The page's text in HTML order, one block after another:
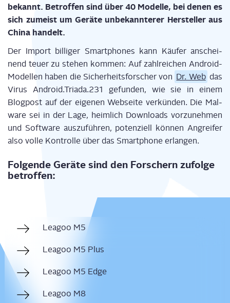
bekannt. Betrof­fen sind über 40 Model­le, bei denen es
sich zumeist um Gerä­te unbe­kann­te­rer Her­stel­ler aus
Chi­na handelt.
Der Import bil­li­ger Smart­phones kann Käu­fer anschei­
nend teu­er zu ste­hen kom­men: Auf zahl­rei­chen Android-
Model­len haben die Sicher­heits­for­scher von Dr. Web das
Virus Android.Triada.231 gefun­den, wie sie in einem
Blog­post auf der eige­nen Web­sei­te ver­kün­den. Die Mal­
wa­re sei in der Lage, heim­lich Down­loads vor­zu­neh­men
und Soft­ware aus­zu­füh­ren, poten­zi­ell kön­nen Angrei­fer
also vol­le Kon­trol­le über das Smart­phone erlangen.
Fol­gen­de Gerä­te sind den For­schern zufol­ge
betroffen:
Leagoo M5
Leagoo M5 Plus
Leagoo M5 Edge
Leagoo M8